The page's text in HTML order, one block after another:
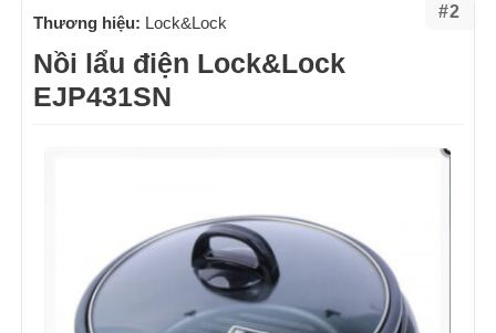
#2
Thương hiệu: Lock&Lock
Nồi lẩu điện Lock&Lock
EJP431SN